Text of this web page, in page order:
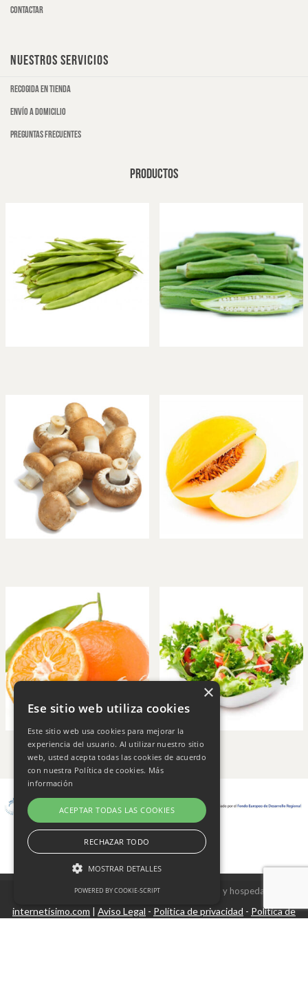
Contactar
NUESTROS SERVICIOS
Recogida en tienda
Envío a domicilio
Preguntas frecuentes
PRODUCTOS
Copyright © 2026 Frutas Champi s.l. - Diseño y hospedaje
internetísimo.com | Aviso Legal - Política de privacidad - Política de
×
Ese sitio web utiliza cookies
Este sitio web usa cookies para mejorar la
experiencia del usuario. Al utilizar nuestro sitio
web, usted acepta todas las cookies de acuerdo
con nuestra Política de cookies. Más
información
ACEPTAR TODAS LAS COOKIES
RECHAZAR TODO
MOSTRAR DETALLES
POWERED BY COOKIE-SCRIPT